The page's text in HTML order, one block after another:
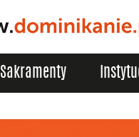
Sakramenty